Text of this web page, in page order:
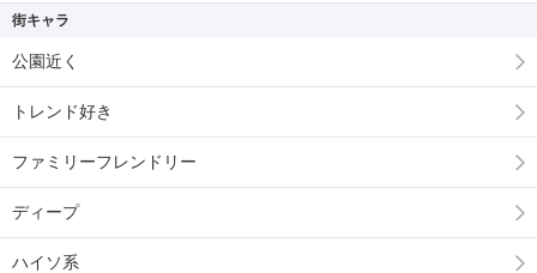
街キャラ
公園近く
トレンド好き
ファミリーフレンドリー
ディープ
ハイソ系